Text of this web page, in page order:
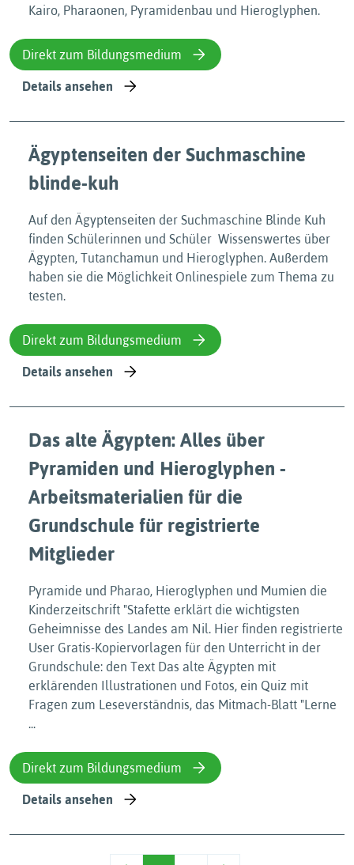
Kairo, Pharaonen, Pyramidenbau und Hieroglyphen.
Direkt zum Bildungsmedium
Details ansehen
Ägyptenseiten der Suchmaschine
blinde-kuh
Auf den Ägyptenseiten der Suchmaschine Blinde Kuh
finden Schülerinnen und Schüler Wissenswertes über
Ägypten, Tutanchamun und Hieroglyphen. Außerdem
haben sie die Möglichkeit Onlinespiele zum Thema zu
testen.
Direkt zum Bildungsmedium
Details ansehen
Das alte Ägypten: Alles über
Pyramiden und Hieroglyphen -
Arbeitsmaterialien für die
Grundschule für registrierte
Mitglieder
Pyramide und Pharao, Hieroglyphen und Mumien die
Kinderzeitschrift "Stafette erklärt die wichtigsten
Geheimnisse des Landes am Nil. Hier finden registrierte
User Gratis-Kopiervorlagen für den Unterricht in der
Grundschule: den Text Das alte Ägypten mit
erklärenden Illustrationen und Fotos, ein Quiz mit
Fragen zum Leseverständnis, das Mitmach-Blatt "Lerne
...
Direkt zum Bildungsmedium
Details ansehen